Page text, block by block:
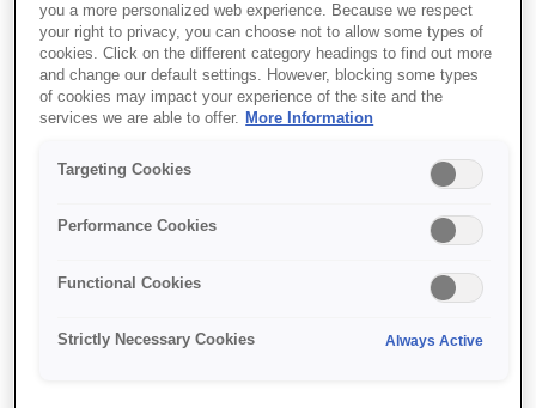
Nereden alabilirim
Özellikler
Rakipsiz Baskı Maliyet
you a more personalized web experience. Because we respect
your right to privacy, you can choose not to allow some types of
cookies. Click on the different category headings to find out more
and change our default settings. However, blocking some types
of cookies may impact your experience of the site and the
services we are able to offer.
More Information
Targeting Cookies
Performance Cookies
Functional Cookies
Strictly Necessary Cookies Always Active